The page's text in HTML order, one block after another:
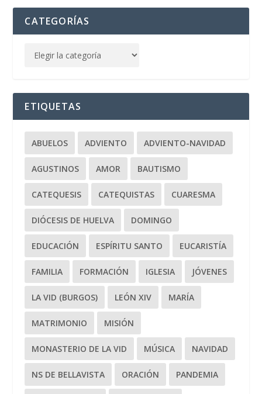
CATEGORÍAS
ETIQUETAS
ABUELOS ADVIENTO ADVIENTO-NAVIDAD
AGUSTINOS AMOR BAUTISMO
CATEQUESIS CATEQUISTAS CUARESMA
DIÓCESIS DE HUELVA DOMINGO
EDUCACIÓN ESPÍRITU SANTO EUCARISTÍA
FAMILIA FORMACIÓN IGLESIA JÓVENES
LA VID (BURGOS) LEÓN XIV MARÍA
MATRIMONIO MISIÓN
MONASTERIO DE LA VID MÚSICA NAVIDAD
NS DE BELLAVISTA ORACIÓN PANDEMIA